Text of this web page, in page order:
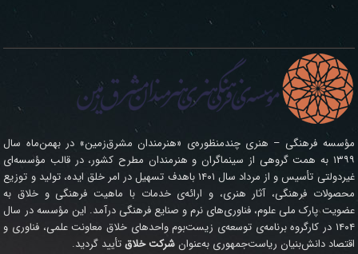
مؤسسه فرهنگی – هنری چندمنظوره‌ی «هنرمندان مشرق‌زمین» در بهمن‌ماه سال
۱۳۹۹ به همت گروهی از سینماگران و هنرمندان مطرح کشور، در قالب مؤسسه‌ای
غیردولتی تأسیس و از مرداد سال ۱۴۰۱ باهدف تسهیل در امر خلق ایده، تولید و توزیع
محصولات فرهنگی، آثار هنری، و ارائه‌ی خدمات با ماهیت فرهنگی و خلاق به
عضویت پارک ملی علوم، فناوری‌های نرم و صنایع فرهنگی درآمد. این مؤسسه در سال
۱۴۰۴ در کارگروه برنامه‌ی توسعه‌ی زیست‌بوم واحدهای خلاق معاونت علمی، فناوری و
اقتصاد دانش‌بنیان ریاست‌جمهوری به‌عنوانشرکت خلاقتأیید گردید.